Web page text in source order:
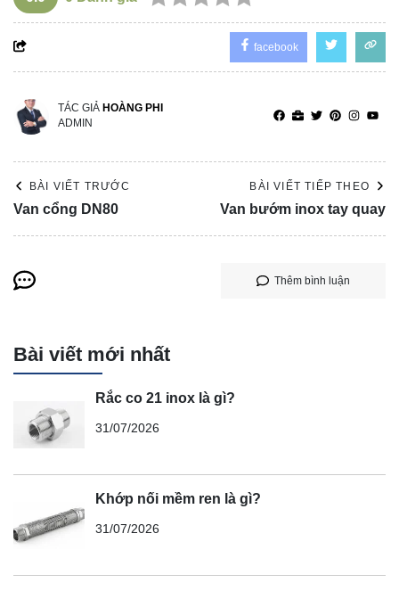
facebook
TÁC GIẢ HOÀNG PHI
ADMIN
BÀI VIẾT TRƯỚC
Van cổng DN80
BÀI VIẾT TIẾP THEO
Van bướm inox tay quay
Thêm bình luận
Bài viết mới nhất
Rắc co 21 inox là gì?
31/07/2026
Khớp nối mềm ren là gì?
31/07/2026